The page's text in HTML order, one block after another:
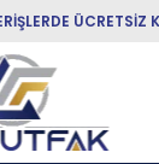
ÜCRETSİZ